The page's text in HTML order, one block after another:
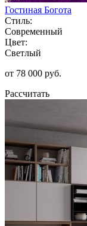
Гостиная Богота
Стиль:
Современный
Цвет:
Светлый
от 78 000 руб.
Рассчитать